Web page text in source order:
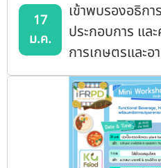
17
ม.ค.
เข้าพบรองอธิก
ประกอบการ แล
การเกษตรและ
พิบูลสงคราม จ.
ปีใหม่ 2569